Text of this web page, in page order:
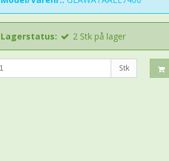
Lagerstatus: 2 Stk på lager
Stk